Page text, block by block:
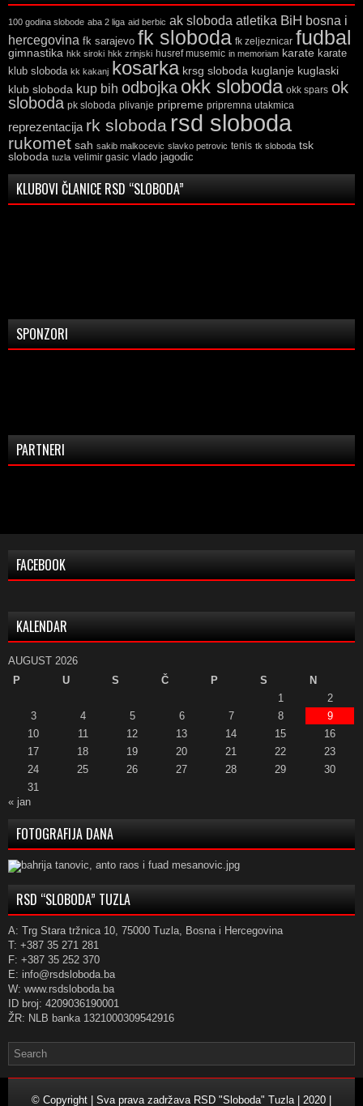
100 godina slobode aba 2 liga aid berbic ak sloboda atletika BiH bosna i
hercegovina fk sarajevo fk sloboda fk zeljeznicar fudbal
gimnastika hkk siroki hkk zrinjski husref musemic in memoriam karate karate
klub sloboda kk kakanj kosarka krsg sloboda kuglanje kuglaski
klub sloboda kup bih odbojka okk sloboda okk spars ok
sloboda pk sloboda plivanje pripreme pripremna utakmica
reprezentacija rk sloboda rsd sloboda
rukomet sah sakib malkocevic slavko petrovic tenis tk sloboda tsk
sloboda tuzla velimir gasic vlado jagodic
KLUBOVI ČLANICE RSD “SLOBODA”
SPONZORI
PARTNERI
FACEBOOK
KALENDAR
AUGUST 2026
P
U S Č P S
N
1
2
3
4 5 6 7 8
9
10
11 12 13 14 15
16
17
18 19 20 21 22
23
24
25 26 27 28 29
30
31
« jan
FOTOGRAFIJA DANA
RSD “SLOBODA” TUZLA
A: Trg Stara tržnica 10, 75000 Tuzla, Bosna i Hercegovina
T: +387 35 271 281
F: +387 35 252 370
E: info@rsdsloboda.ba
W: www.rsdsloboda.ba
ID broj: 4209036190001
ŽR: NLB banka 1321000309542916
© Copyright | Sva prava zadržava RSD "Sloboda" Tuzla | 2020 |